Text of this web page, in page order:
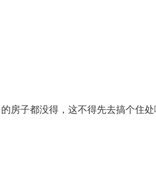
房子都没得，这不得先去搞个住处